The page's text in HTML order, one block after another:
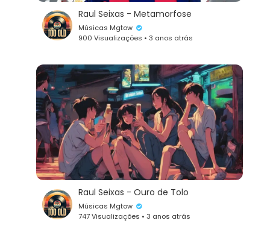
Raul Seixas - Metamorfose
Músicas Mgtow
900 Visualizações • 3 anos atrás
Raul Seixas - Ouro de Tolo
Músicas Mgtow
747 Visualizações • 3 anos atrás